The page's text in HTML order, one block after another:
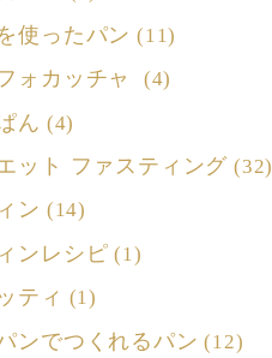
使ったパン (11)
ォカッチャ (4)
ん (4)
ット ファスティング (32)
ン (14)
ンレシピ (1)
ティ (1)
ンでつくれるパン (12)